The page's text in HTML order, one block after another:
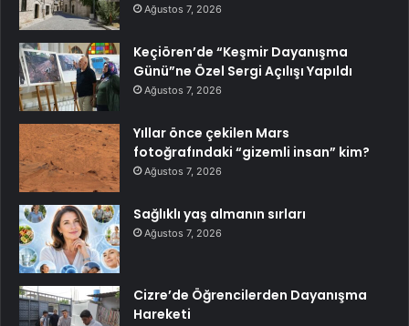
Ağustos 7, 2026
Keçiören’de “Keşmir Dayanışma
Günü”ne Özel Sergi Açılışı Yapıldı
Ağustos 7, 2026
Yıllar önce çekilen Mars
fotoğrafındaki “gizemli insan” kim?
Ağustos 7, 2026
Sağlıklı yaş almanın sırları
Ağustos 7, 2026
Cizre’de Öğrencilerden Dayanışma
Hareketi